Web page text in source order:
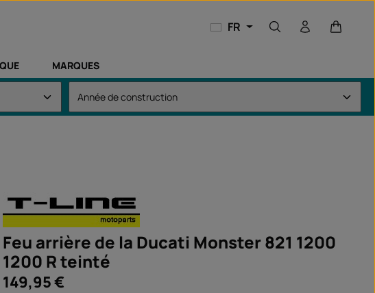
FR Le
MARQUES
Feu arrière de la Ducati Monster 821 1200
1200 R teinté
Prix régulier :
149,95 €